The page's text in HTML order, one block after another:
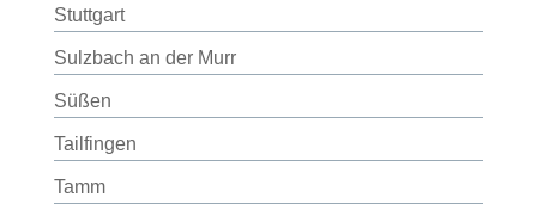
Stuttgart
Sulzbach an der Murr
Süßen
Tailfingen
Tamm